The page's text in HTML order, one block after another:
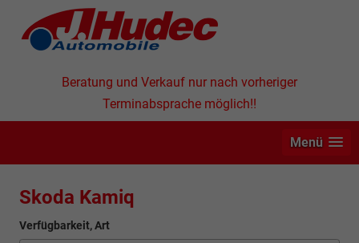
Beratung und Verkauf nur nach vorheriger
Terminabsprache möglich!!
Menü
Skoda Kamiq
Verfügbarkeit, Art